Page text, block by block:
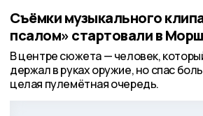
Съёмки музыкального
псалом» стартовали в
В центре сюжета — человек,
держал в руках оружие, но спас
целая пулемётная очередь.